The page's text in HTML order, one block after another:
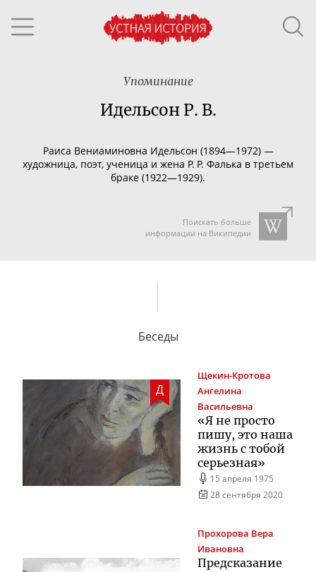
Упоминание
Идельсон Р. В.
Раиса Вениаминовна Идельсон (1894—1972) —
художница, поэт, ученица и жена Р. Р. Фалька в третьем
браке (1922—1929).
Поискать больше
информации на Википедии
Беседы
Д
Щекин-Кротова
Ангелина
Васильевна
«Я не просто
пишу, это наша
жизнь с тобой
серьезная»
15 апреля 1975
28 сентября 2020
Прохорова Вера
Ивановна
Предсказание